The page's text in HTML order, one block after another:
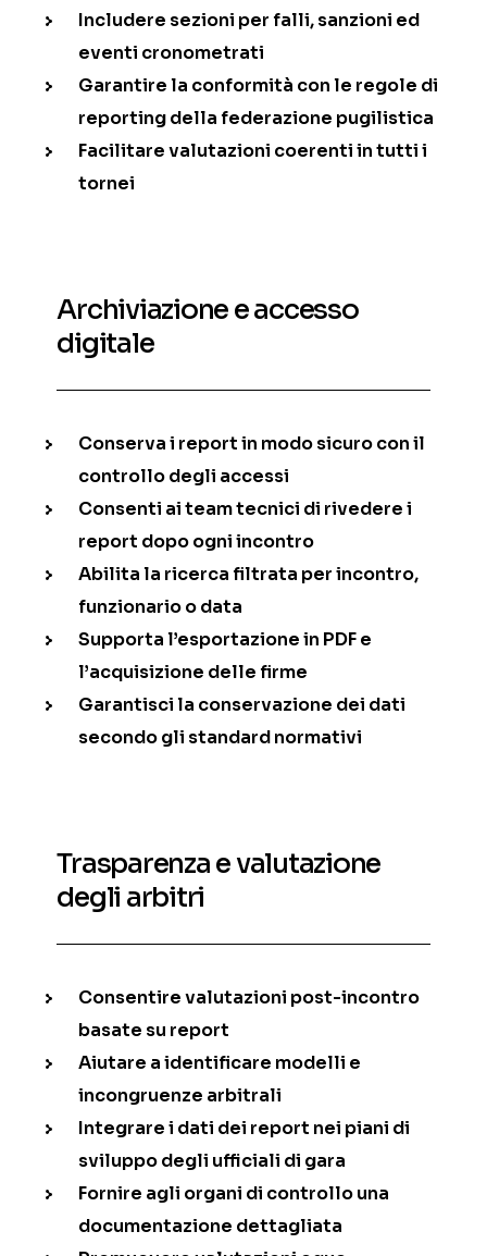
Includere sezioni per falli, sanzioni ed
eventi cronometrati
Garantire la conformità con le regole di
reporting della federazione pugilistica
Facilitare valutazioni coerenti in tutti i
tornei
Archiviazione e accesso
digitale
Conserva i report in modo sicuro con il
controllo degli accessi
Consenti ai team tecnici di rivedere i
report dopo ogni incontro
Abilita la ricerca filtrata per incontro,
funzionario o data
Supporta l’esportazione in PDF e
l’acquisizione delle firme
Garantisci la conservazione dei dati
secondo gli standard normativi
Trasparenza e valutazione
degli arbitri
Consentire valutazioni post-incontro
basate su report
Aiutare a identificare modelli e
incongruenze arbitrali
Integrare i dati dei report nei piani di
sviluppo degli ufficiali di gara
Fornire agli organi di controllo una
documentazione dettagliata